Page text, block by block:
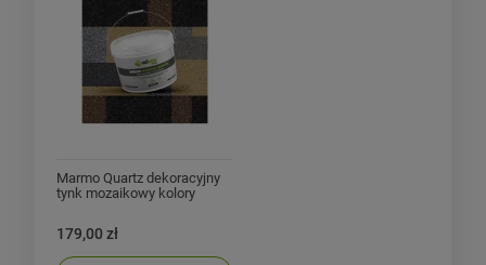
Marmo Quartz dekoracyjny
tynk mozaikowy kolory
179,00 zł